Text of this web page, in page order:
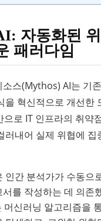
자동화된
패러다임
스(Mythos) AI는 기
을 혁신적으로 개선한
로 IT 인프라의 취약
러내어 실제 위협에 집
인간 분석가가 수동으
를 작성하는 데 의존
머신러닝 알고리즘을